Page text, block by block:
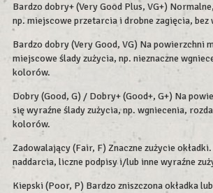
Bardzo dobry+ (Very Good Plus, VG+)
np. miejscowe przetarcia i drobne zagięcia, bez
Bardzo dobry (Very Good, VG) Na powierzchni
miejscowe ślady zużycia, np. nieznaczne
kolorów.
Dobry (Good, G) / Dobry+ (Good+, G+) Na
się wyraźne ślady zużycia, np. wgniecenia,
kolorów.
Zadowalający (Fair, F) Znaczne zużycie
naddarcia, liczne podpisy i/lub inne wyraźne
Kiepski (Poor, P) Bardzo zniszczona okładka